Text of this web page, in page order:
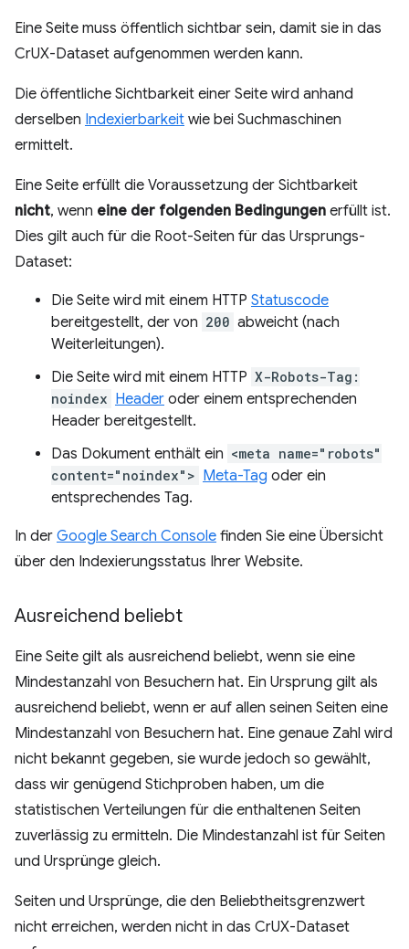
Eine Seite muss öffentlich sichtbar sein, damit sie in das
CrUX-Dataset aufgenommen werden kann.
Die öffentliche Sichtbarkeit einer Seite wird anhand
derselben Indexierbarkeit wie bei Suchmaschinen
ermittelt.
Eine Seite erfüllt die Voraussetzung der Sichtbarkeit
nicht, wenn eine der folgenden Bedingungen erfüllt ist.
Dies gilt auch für die Root-Seiten für das Ursprungs-
Dataset:
Die Seite wird mit einem HTTP Statuscode
bereitgestellt, der von 200 abweicht (nach
Weiterleitungen).
Die Seite wird mit einem HTTP X-Robots-Tag:
noindex Header oder einem entsprechenden
Header bereitgestellt.
Das Dokument enthält ein <meta name="robots"
content="noindex"> Meta-Tag oder ein
entsprechendes Tag.
In der Google Search Console finden Sie eine Übersicht
über den Indexierungsstatus Ihrer Website.
Ausreichend beliebt
Eine Seite gilt als ausreichend beliebt, wenn sie eine
Mindestanzahl von Besuchern hat. Ein Ursprung gilt als
ausreichend beliebt, wenn er auf allen seinen Seiten eine
Mindestanzahl von Besuchern hat. Eine genaue Zahl wird
nicht bekannt gegeben, sie wurde jedoch so gewählt,
dass wir genügend Stichproben haben, um die
statistischen Verteilungen für die enthaltenen Seiten
zuverlässig zu ermitteln. Die Mindestanzahl ist für Seiten
und Ursprünge gleich.
Seiten und Ursprünge, die den Beliebtheitsgrenzwert
nicht erreichen, werden nicht in das CrUX-Dataset